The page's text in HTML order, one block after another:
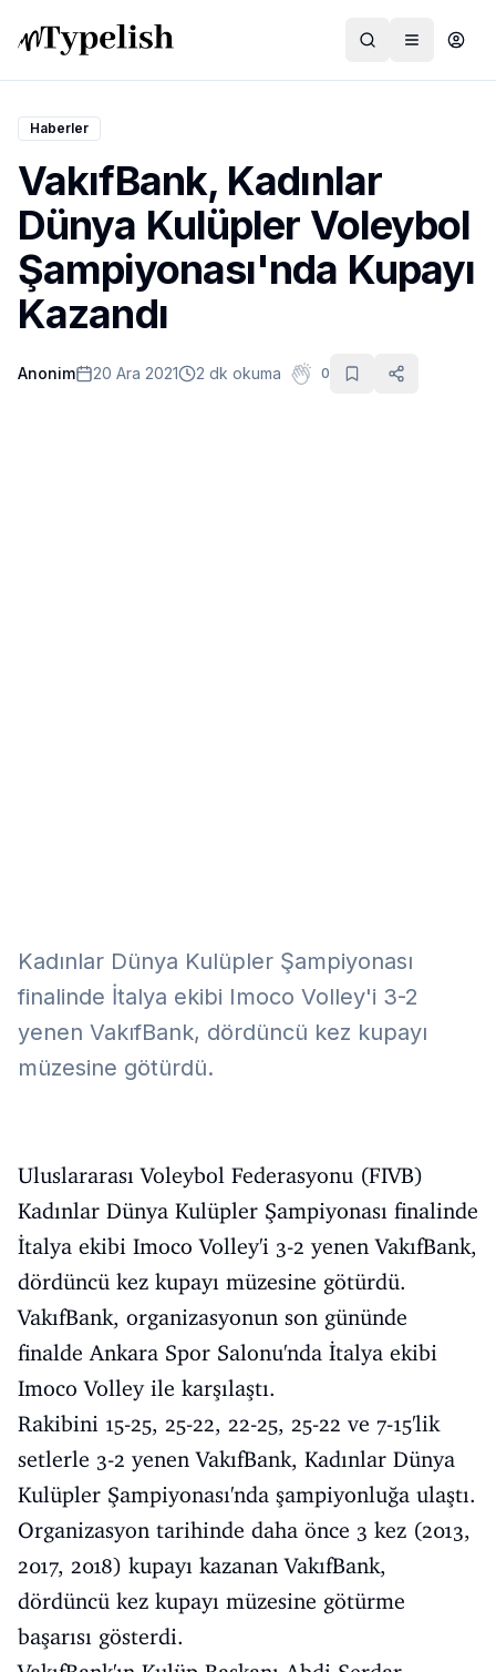
Dünya
Film ve Dizi
Kültür ve Sanat
Sağlık
Siyaset ve Tarih
Haberler
VakıfBank, Kadınlar
Dünya Kulüpler Voleybol
Şampiyonası'nda Kupayı
Kazandı
Anonim 20 Ara 2021 2 dk okuma 0
Kadınlar Dünya Kulüpler Şampiyonası
finalinde İtalya ekibi Imoco Volley'i 3-2
yenen VakıfBank, dördüncü kez kupayı
müzesine götürdü.
Uluslararası Voleybol Federasyonu (FIVB)
Kadınlar Dünya Kulüpler Şampiyonası finalinde
İtalya ekibi Imoco Volley'i 3-2 yenen VakıfBank,
dördüncü kez kupayı müzesine götürdü.
VakıfBank, organizasyonun son gününde
finalde Ankara Spor Salonu'nda İtalya ekibi
Imoco Volley ile karşılaştı.
Rakibini 15-25, 25-22, 22-25, 25-22 ve 7-15'lik
setlerle 3-2 yenen VakıfBank, Kadınlar Dünya
Kulüpler Şampiyonası'nda şampiyonluğa ulaştı.
Organizasyon tarihinde daha önce 3 kez (2013,
2017, 2018) kupayı kazanan VakıfBank,
dördüncü kez kupayı müzesine götürme
başarısı gösterdi.